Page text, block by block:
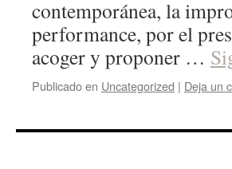
contemporánea, la
performance, por el
acoger y proponer …
Publicado en Uncategorized | Deja un